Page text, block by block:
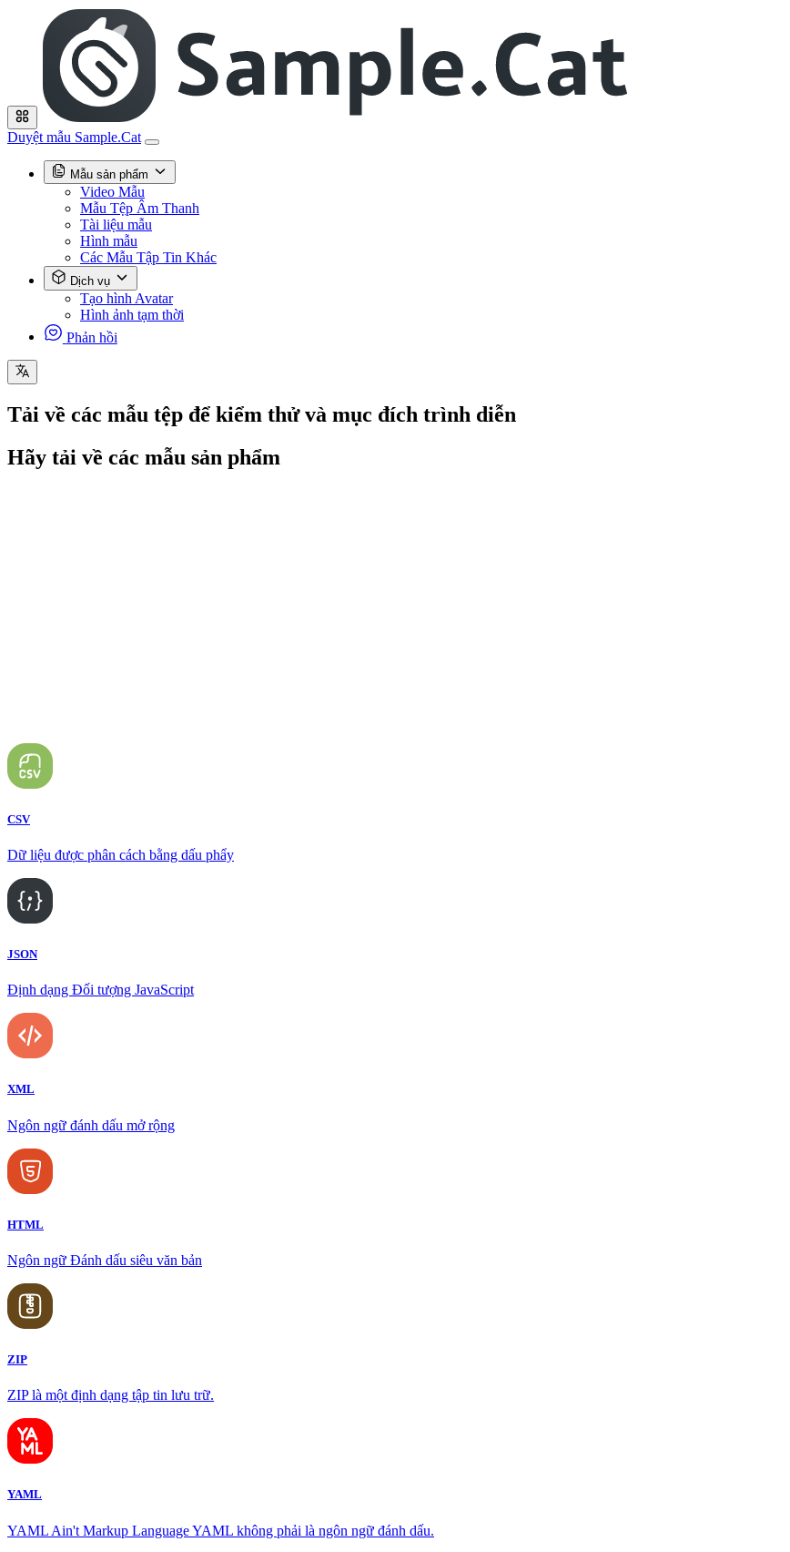
Duyệt mẫu Sample.Cat
Mẫu sản phẩm
Video Mẫu
Mẫu Tệp Âm Thanh
Tài liệu mẫu
Hình mẫu
Các Mẫu Tập Tin Khác
Dịch vụ
Tạo hình Avatar
Hình ảnh tạm thời
Phản hồi
Tải về các mẫu tệp để kiểm thử và mục đích trình diễn
Hãy tải về các mẫu sản phẩm
CSV
Dữ liệu được phân cách bằng dấu phẩy
JSON
Định dạng Đối tượng JavaScript
XML
Ngôn ngữ đánh dấu mở rộng
HTML
Ngôn ngữ Đánh dấu siêu văn bản
ZIP
ZIP là một định dạng tập tin lưu trữ.
YAML
YAML Ain't Markup Language YAML không phải là ngôn ngữ đánh dấu.